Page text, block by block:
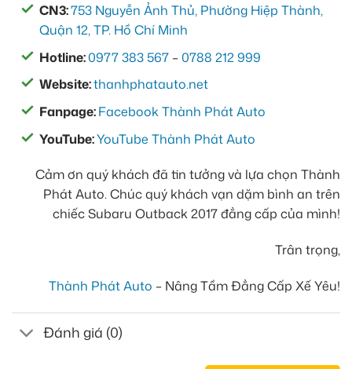
CN3:753 Nguyễn Ảnh Thủ, Phường Hiệp Thành,
Quận 12, TP. Hồ Chí Minh
Hotline:0977 383 567 –0788 212 999
Website:thanhphatauto.net
Fanpage:Facebook Thành Phát Auto
YouTube:YouTube Thành Phát Auto
Cảm ơn quý khách đã tin tưởng và lựa chọn Thành
Phát Auto. Chúc quý khách vạn dặm bình an trên
chiếc Subaru Outback 2017 đẳng cấp của mình!
Trân trọng,
Thành Phát Auto – Nâng Tầm Đẳng Cấp Xế Yêu!
Đánh giá (0)